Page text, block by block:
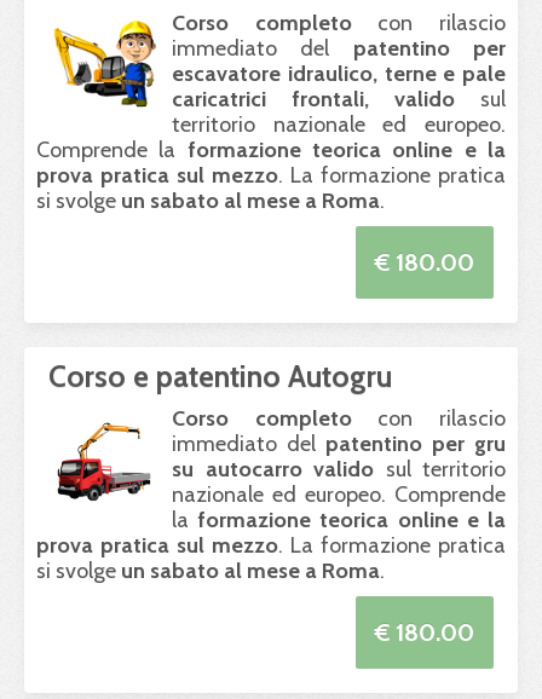
Corso completocon rilascio
immediato del patentino per
escavatore idraulico, terne e pale
caricatrici frontali, valido sul
territorio nazionale ed europeo.
Comprende la formazione teorica online e la
prova pratica sul mezzo. La formazione pratica
si svolge un sabato al mese a Roma.
€ 180.00
Corso e patentino Autogru
Corso completocon rilascio
immediato del patentino per gru
su autocarro valido sul territorio
nazionale ed europeo. Comprende
laformazione teorica online e la
prova pratica sul mezzo. La formazione pratica
si svolge un sabato al mese a Roma.
€ 180.00